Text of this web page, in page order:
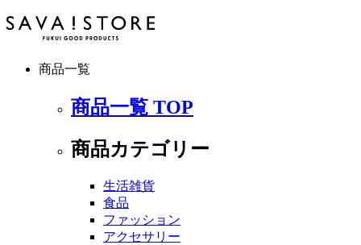
商品一覧
商品一覧 TOP
商品カテゴリー
生活雑貨
食品
ファッション
アクセサリー